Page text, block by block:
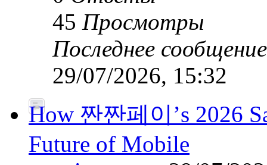
45 Просмотры
Последнее
29/07/2026, 15:32
How 짠짠페이’s 2026
Future of Mobile